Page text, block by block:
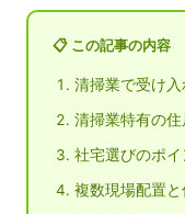
📋 この記事の内容
清掃業で受け
清掃業特有の住
社宅選びのポイ
複数現場配置